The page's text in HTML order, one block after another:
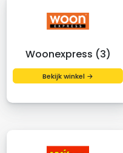
Woonexpress (3)
Bekijk winkel →